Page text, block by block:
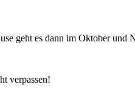
geht es dann im Oktober und
verpassen!